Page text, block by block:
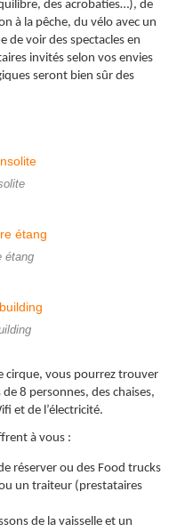
des acrobaties…), de
à la pêche, du vélo avec un
de voir des spectacles en
invités selon vos envies
seront bien sûr des
étang
cirque, vous pourrez trouver
8 personnes, des chaises,
et de l’électricité.
à vous :
réserver ou des Food trucks
un traiteur (prestataires
de la vaisselle et un